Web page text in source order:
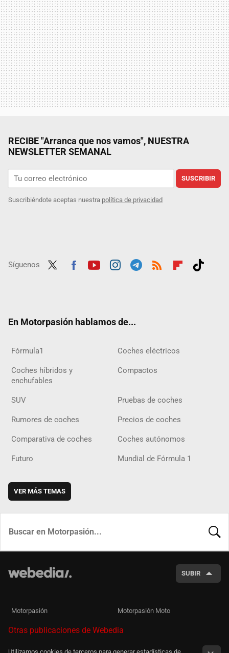
RECIBE "Arranca que nos vamos", NUESTRA
NEWSLETTER SEMANAL
SUSCRIBIR
Suscribiéndote aceptas nuestra política de privacidad
Síguenos
En Motorpasión hablamos de...
Fórmula1 Coches eléctricos
Coches híbridos y
enchufables
Compactos
SUV Pruebas de coches
Rumores de coches Precios de coches
Comparativa de coches Coches autónomos
Futuro Mundial de Fórmula 1
VER MÁS TEMAS
SUBIR
Motorpasión Motorpasión Moto
Otras publicaciones de Webedia